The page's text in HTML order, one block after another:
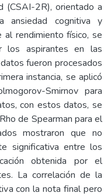
(CSAI-2R), orientado a
ansiedad cognitiva y
al rendimiento físico, se
los aspirantes en las
fueron procesados
instancia, se aplicó
Smirnov para
con estos datos, se
de Spearman para el
mostraron que no
significativa entre los
obtenida por el
La correlación de la
con la nota final pero